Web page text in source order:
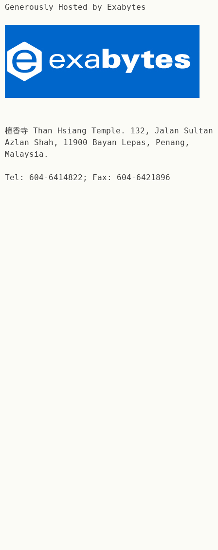
Generously Hosted by Exabytes
檀香寺 Than Hsiang Temple. 132, Jalan Sultan
Azlan Shah, 11900 Bayan Lepas, Penang,
Malaysia.
Tel: 604-6414822; Fax: 604-6421896